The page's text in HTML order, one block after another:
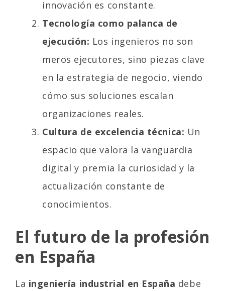
innovación es constante.
Tecnología como palanca de
ejecución: Los ingenieros no son
meros ejecutores, sino piezas clave
en la estrategia de negocio, viendo
cómo sus soluciones escalan
organizaciones reales.
Cultura de excelencia técnica: Un
espacio que valora la vanguardia
digital y premia la curiosidad y la
actualización constante de
conocimientos.
El futuro de la profesión
en España
La ingeniería industrial en España debe